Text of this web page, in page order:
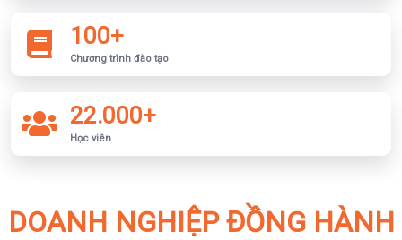
100+
Chương trình đào tạo
22.000+
Học viên
DOANH NGHIỆP ĐỒNG HÀNH